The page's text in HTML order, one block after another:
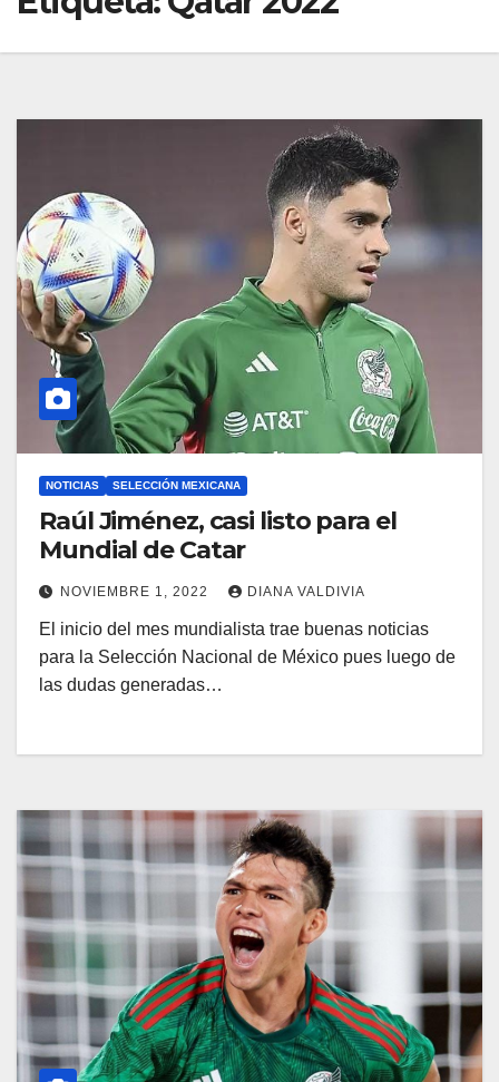
NOTICIAS SELECCIÓN MEXICANA
Raúl Jiménez, casi listo para el
Mundial de Catar
NOVIEMBRE 1, 2022 DIANA VALDIVIA
El inicio del mes mundialista trae buenas noticias
para la Selección Nacional de México pues luego de
las dudas generadas…